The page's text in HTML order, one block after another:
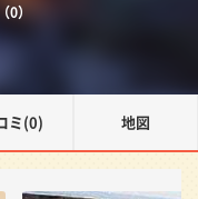
（0）
ミ(0) 地図